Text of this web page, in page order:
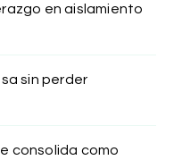
en aislamiento
sin perder
consolida como